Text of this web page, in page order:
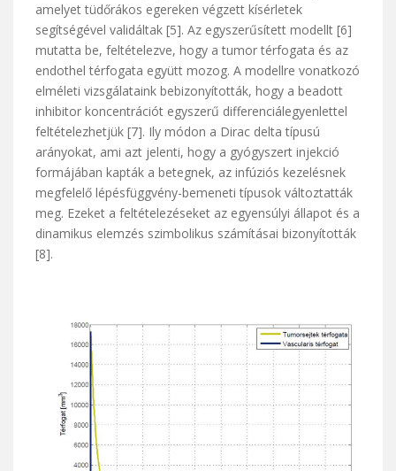
amelyet tüdőrákos egereken végzett kísérletek
segítségével validáltak [5]. Az egyszerűsített modellt [6]
mutatta be, feltételezve, hogy a tumor térfogata és az
endothel térfogata együtt mozog. A modellre vonatkozó
elméleti vizsgálataink bebizonyították, hogy a beadott
inhibitor koncentrációt egyszerű differenciálegyenlettel
feltételezhetjük [7]. Ily módon a Dirac delta típusú
arányokat, ami azt jelenti, hogy a gyógyszert injekció
formájában kapták a betegnek, az infúziós kezelésnek
megfelelő lépésfüggvény-bemeneti típusok változtatták
meg. Ezeket a feltételezéseket az egyensúlyi állapot és a
dinamikus elemzés szimbolikus számításai bizonyították
[8].